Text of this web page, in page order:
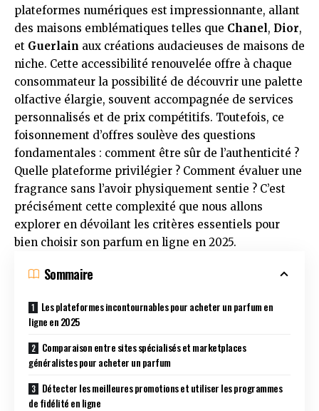
plateformes numériques est impressionnante, allant
des maisons emblématiques telles que Chanel, Dior,
et Guerlain aux créations audacieuses de maisons de
niche. Cette accessibilité renouvelée offre à chaque
consommateur la possibilité de découvrir une palette
olfactive élargie, souvent accompagnée de services
personnalisés et de prix compétitifs. Toutefois, ce
foisonnement d’offres soulève des questions
fondamentales : comment être sûr de l’authenticité ?
Quelle plateforme privilégier ? Comment évaluer une
fragrance sans l’avoir physiquement sentie ? C’est
précisément cette complexité que nous allons
explorer en dévoilant les critères essentiels pour
bien choisir son parfum en ligne en 2025.
Sommaire
Les plateformes incontournables pour acheter un parfum en
ligne en 2025
Comparaison entre sites spécialisés et marketplaces
généralistes pour acheter un parfum
Détecter les meilleures promotions et utiliser les programmes
de fidélité en ligne